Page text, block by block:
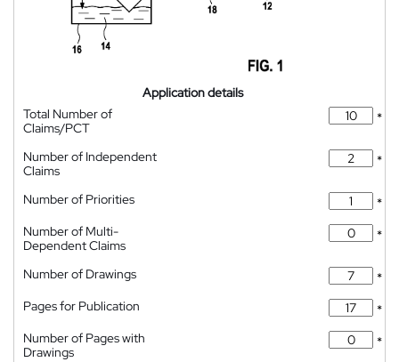
Application details
Total Number of
Claims/PCT
*
Number of Independent
Claims
*
Number of Priorities
*
Number of Multi-
Dependent Claims
*
Number of Drawings
*
Pages for Publication
*
Number of Pages with
Drawings
*